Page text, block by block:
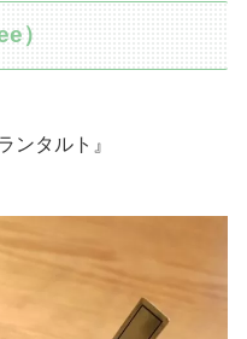
）
ンタルト』